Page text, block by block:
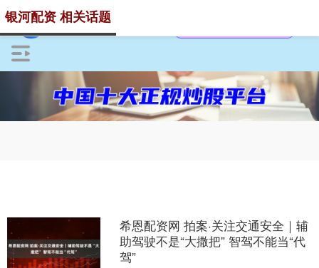
银河配资 相关话题
希恩配资网 拍案·关注交通安全｜辅
助驾驶不是“大撒把” 智驾不能当“代
驾”